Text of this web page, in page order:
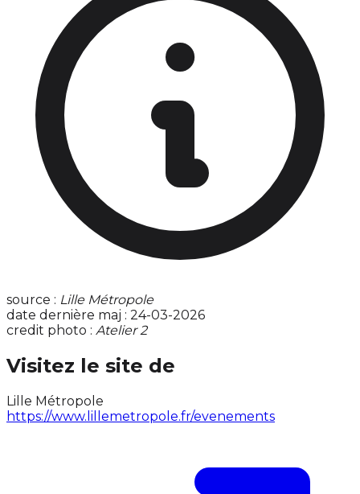
source : Lille Métropole
date dernière maj : 24-03-2026
credit photo : Atelier 2
Visitez le site de
Lille Métropole
https://www.lillemetropole.fr/evenements